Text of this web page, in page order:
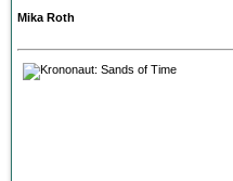
Mika Roth